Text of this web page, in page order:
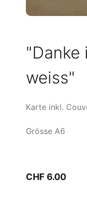
"Danke
weiss"
Karte inkl.
Grösse A6
CHF 6.00